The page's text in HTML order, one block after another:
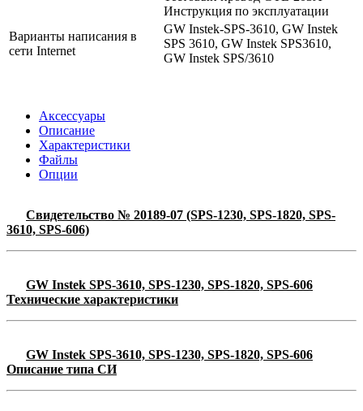
Инструкция по эксплуатации
Варианты написания в
сети Internet
GW Instek-SPS-3610, GW Instek
SPS 3610, GW Instek SPS3610,
GW Instek SPS/3610
Аксессуары
Описание
Характеристики
Файлы
Опции
Свидетельство № 20189-07 (SPS-1230, SPS-1820, SPS-
3610, SPS-606)
GW Instek SPS-3610, SPS-1230, SPS-1820, SPS-606
Технические характеристики
GW Instek SPS-3610, SPS-1230, SPS-1820, SPS-606
Описание типа СИ